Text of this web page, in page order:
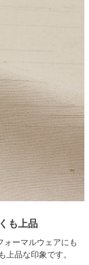
も上品
ォーマルウェアにも
上品な印象です。